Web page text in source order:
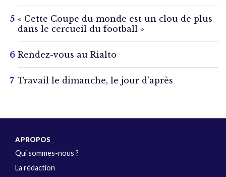
« Cette Coupe du monde est un clou de plus
dans le cercueil du football »
Rendez-vous au Rialto
Travail le dimanche, le jour d’après
A PROPOS
Qui sommes-nous ?
La rédaction